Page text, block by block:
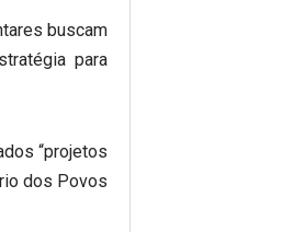
buscam
para
“projetos
dos Povos